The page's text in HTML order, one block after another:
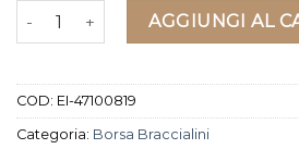
borsa braccialini quantitàAGGIUNGI AL
COD: EI-47100819
Categoria: Borsa Braccialini